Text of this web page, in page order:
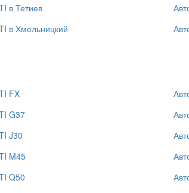
в Тетиев
в Хмельницкий
FX
G37
J30
M45
Q50